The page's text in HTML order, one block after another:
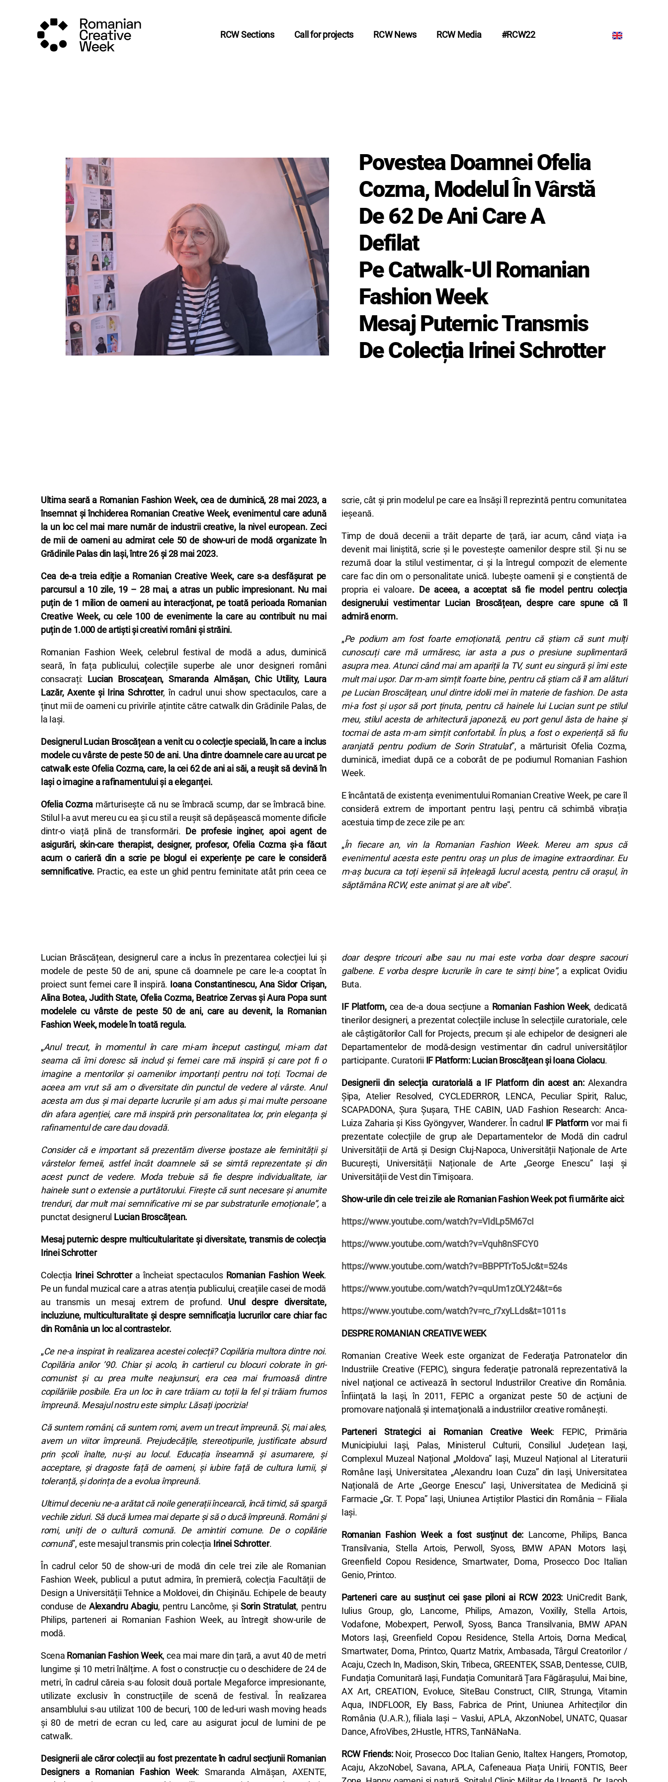
RCW Sections Call for projects RCW News RCW Media #RCW22
Povestea Doamnei Ofelia
Cozma, Modelul În Vârstă
De 62 De Ani Care A
Defilat
Pe Catwalk-Ul Romanian
Fashion Week
Mesaj Puternic Transmis
De Colecția Irinei Schrotter
Ultima seară a Romanian Fashion Week, cea de duminică, 28 mai 2023, a
însemnat și închiderea Romanian Creative Week, evenimentul care adună
la un loc cel mai mare număr de industrii creative, la nivel european. Zeci
de mii de oameni au admirat cele 50 de show-uri de modă organizate în
Grădinile Palas din Iași, între 26 și 28 mai 2023.
Cea de-a treia ediție a Romanian Creative Week, care s-a desfășurat pe
parcursul a 10 zile, 19 – 28 mai, a atras un public impresionant. Nu mai
puțin de 1 milion de oameni au interacționat, pe toată perioada Romanian
Creative Week, cu cele 100 de evenimente la care au contribuit nu mai
puțin de 1.000 de artiști și creativi români și străini.
Romanian Fashion Week, celebrul festival de modă a adus, duminică
seară, în fața publicului, colecțiile superbe ale unor designeri români
consacrați: Lucian Broscațean, Smaranda Almășan, Chic Utility, Laura
Lazăr, Axente și Irina Schrotter, în cadrul unui show spectaculos, care a
ținut mii de oameni cu privirile ațintite către catwalk din Grădinile Palas, de
la Iași.
Designerul Lucian Broscățean a venit cu o colecție specială, în care a inclus
modele cu vârste de peste 50 de ani. Una dintre doamnele care au urcat pe
catwalk este Ofelia Cozma, care, la cei 62 de ani ai săi, a reușit să devină în
Iași o imagine a rafinamentului și a eleganței.
Ofelia Cozmamărturisește că nu se îmbracă scump, dar se îmbracă bine.
Stilul l-a avut mereu cu ea și cu stil a reușit să depășească momente dificile
dintr-o viață plină de transformări. De profesie inginer, apoi agent de
asigurări, skin-care therapist, designer, profesor, Ofelia Cozma și-a făcut
acum o carieră din a scrie pe blogul ei experiențe pe care le consideră
semnificative. Practic, ea este un ghid pentru feminitate atât prin ceea ce
scrie, cât și prin modelul pe care ea însăși îl reprezintă pentru comunitatea
ieșeană.
Timp de două decenii a trăit departe de țară, iar acum, când viața i-a
devenit mai liniștită, scrie și le povestește oamenilor despre stil. Și nu se
rezumă doar la stilul vestimentar, ci și la întregul compozit de elemente
care fac din om o personalitate unică. Iubește oamenii și e conștientă de
propria ei valoare. De aceea, a acceptat să fie model pentru colecția
designerului vestimentar Lucian Broscățean, despre care spune că îl
admiră enorm.
„Pe podium am fost foarte emoționată, pentru că știam că sunt mulți
cunoscuți care mă urmăresc, iar asta a pus o presiune suplimentară
asupra mea. Atunci când mai am apariții la TV, sunt eu singură și îmi este
mult mai ușor. Dar m-am simțit foarte bine, pentru că știam că îl am alături
pe Lucian Broscățean, unul dintre idolii mei în materie de fashion. De asta
mi-a fost și ușor să port ținuta, pentru că hainele lui Lucian sunt pe stilul
meu, stilul acesta de arhitectură japoneză, eu port genul ăsta de haine și
tocmai de asta m-am simțit confortabil. În plus, a fost o experiență să fiu
aranjată pentru podium de Sorin Stratulat”, a mărturisit Ofelia Cozma,
duminică, imediat după ce a coborât de pe podiumul Romanian Fashion
Week.
E încântată de existența evenimentului Romanian Creative Week, pe care îl
consideră extrem de important pentru Iași, pentru că schimbă vibrația
acestuia timp de zece zile pe an:
„În fiecare an, vin la Romanian Fashion Week. Mereu am spus că
evenimentul acesta este pentru oraș un plus de imagine extraordinar. Eu
m-aș bucura ca toți ieșenii să înțeleagă lucrul acesta, pentru că orașul, în
săptămâna RCW, este animat și are alt vibe“.
Lucian Brăscățean, designerul care a inclus în prezentarea colecției lui și
modele de peste 50 de ani, spune că doamnele pe care le-a cooptat în
proiect sunt femei care îl inspiră. Ioana Constantinescu, Ana Sidor Crișan,
Alina Botea, Judith State, Ofelia Cozma, Beatrice Zervas și Aura Popa sunt
modelele cu vârste de peste 50 de ani, care au devenit, la Romanian
Fashion Week, modele în toată regula.
„Anul trecut, în momentul în care mi-am început castingul, mi-am dat
seama că îmi doresc să includ și femei care mă inspiră și care pot fi o
imagine a mentorilor și oamenilor importanți pentru noi toți. Tocmai de
aceea am vrut să am o diversitate din punctul de vedere al vârste. Anul
acesta am dus și mai departe lucrurile și am adus și mai multe persoane
din afara agenției, care mă inspiră prin personalitatea lor, prin eleganța și
rafinamentul de care dau dovadă.
Consider că e important să prezentăm diverse ipostaze ale feminității și
vârstelor femeii, astfel încât doamnele să se simtă reprezentate și din
acest punct de vedere. Moda trebuie să fie despre individualitate, iar
hainele sunt o extensie a purtătorului. Firește că sunt necesare și anumite
trenduri, dar mult mai semnificative mi se par substraturile emoționale”, a
punctat designerul Lucian Broscățean.
Mesaj puternic despre multicultularitate și diversitate, transmis de colecția
Irinei Schrotter
Colecția Irinei Schrottera încheiat spectaculos Romanian Fashion Week.
Pe un fundal muzical care a atras atenția publicului, creațiile casei de modă
au transmis un mesaj extrem de profund. Unul despre diversitate,
incluziune, multiculturalitate și despre semnificația lucrurilor care chiar fac
din România un loc al contrastelor.
„Ce ne-a inspirat în realizarea acestei colecții? Copilăria multora dintre noi.
Copilăria anilor ’90. Chiar și acolo, în cartierul cu blocuri colorate în gri-
comunist și cu prea multe neajunsuri, era cea mai frumoasă dintre
copilăriile posibile. Era un loc în care trăiam cu toții la fel și trăiam frumos
împreună. Mesajul nostru este simplu: Lăsați ipocrizia!
Că suntem români, că suntem romi, avem un trecut împreună. Și, mai ales,
avem un viitor împreună. Prejudecățile, stereotipurile, justificate absurd
prin școli înalte, nu-și au locul. Educația înseamnă și asumarere, și
acceptare, și dragoste față de oameni, și iubire față de cultura lumii, și
toleranță, și dorința de a evolua împreună.
Ultimul deceniu ne-a arătat că noile generații încearcă, încă timid, să spargă
vechile ziduri. Să ducă lumea mai departe și să o ducă împreună. Români și
romi, uniți de o cultură comună. De amintiri comune. De o copilărie
comună”, este mesajul transmis prin colecția Irinei Schrotter.
În cadrul celor 50 de show-uri de modă din cele trei zile ale Romanian
Fashion Week, publicul a putut admira, în premieră, colecția Facultății de
Design a Universității Tehnice a Moldovei, din Chișinău. Echipele de beauty
conduse deAlexandru Abagiu, pentru Lancôme, șiSorin Stratulat, pentru
Philips, parteneri ai Romanian Fashion Week, au întregit show-urile de
modă.
Scena Romanian Fashion Week, cea mai mare din țară, a avut 40 de metri
lungime și 10 metri înălțime. A fost o construcție cu o deschidere de 24 de
metri, în cadrul căreia s-au folosit două portale Megaforce impresionante,
utilizate exclusiv în construcțiile de scenă de festival. În realizarea
ansamblului s-au utilizat 100 de becuri, 100 de led-uri wash moving heads
și 80 de metri de ecran cu led, care au asigurat jocul de lumini de pe
catwalk.
Designerii ale căror colecții au fost prezentate în cadrul secțiunii Romanian
Designers a Romanian Fashion Week: Smaranda Almășan, AXENTE,
doar despre tricouri albe sau nu mai este vorba doar despre sacouri
galbene. E vorba despre lucrurile în care te simți bine”, a explicat Ovidiu
Buta.
IF Platform,cea de-a doua secțiune a Romanian Fashion Week, dedicată
tinerilor designeri, a prezentat colecțiile incluse în selecțiile curatoriale, cele
ale câștigătorilor Call for Projects, precum și ale echipelor de designeri ale
Departamentelor de modă-design vestimentar din cadrul universităților
participante. Curatorii IF Platform: Lucian Broscățean și Ioana Ciolacu.
Designerii din selecția curatorială a IF Platform din acest an: Alexandra
Șipa, Atelier Resolved, CYCLEDERROR, LENCA, Peculiar Spirit, Raluc,
SCAPADONA, Șura Șușara, THE CABIN, UAD Fashion Research: Anca-
Luiza Zaharia și Kiss Gyöngyver, Wanderer. În cadrul IF Platformvor mai fi
prezentate colecțiile de grup ale Departamentelor de Modă din cadrul
Universității de Artă și Design Cluj-Napoca, Universității Naționale de Arte
București, Universității Naționale de Arte „George Enescu” Iași și
Universității de Vest din Timișoara.
Show-urile din cele trei zile ale Romanian Fashion Week pot fi urmărite aici:
https://www.youtube.com/watch?v=VIdLp5M67cI
https://www.youtube.com/watch?v=Vquh8nSFCY0
https://www.youtube.com/watch?v=BBPPTrTo5Jc&t=524s
https://www.youtube.com/watch?v=quUm1zOLY24&t=6s
https://www.youtube.com/watch?v=rc_r7xyLLds&t=1011s
DESPRE ROMANIAN CREATIVE WEEK
Romanian Creative Week este organizat de Federaţia Patronatelor din
Industriile Creative (FEPIC), singura federaţie patronală reprezentativă la
nivel naţional ce activează în sectorul Industriilor Creative din România.
Înfiinţată la Iaşi, în 2011, FEPIC a organizat peste 50 de acţiuni de
promovare naţională şi internaţională a industriilor creative româneşti.
Parteneri Strategici ai Romanian Creative Week: FEPIC, Primăria
Municipiului Iași, Palas, Ministerul Culturii, Consiliul Județean Iași,
Complexul Muzeal Național „Moldova” Iași, Muzeul Național al Literaturii
Române Iași, Universitatea „Alexandru Ioan Cuza” din Iași, Universitatea
Națională de Arte „George Enescu” Iași, Universitatea de Medicină și
Farmacie „Gr. T. Popa” Iași, Uniunea Artiștilor Plastici din România – Filiala
Iași.
Romanian Fashion Week a fost susținut de: Lancome, Philips, Banca
Transilvania, Stella Artois, Perwoll, Syoss, BMW APAN Motors Iași,
Greenfield Copou Residence, Smartwater, Dorna, Prosecco Doc Italian
Genio, Printco.
Parteneri care au susținut cei șase piloni ai RCW 2023: UniCredit Bank,
Iulius Group, glo, Lancome, Philips, Amazon, Voxilily, Stella Artois,
Vodafone, Mobexpert, Perwoll, Syoss, Banca Transilvania, BMW APAN
Motors Iași, Greenfield Copou Residence, Stella Artois, Dorna Medical,
Smartwater, Dorna, Printco, Quartz Matrix, Ambasada, Târgul Creatorilor /
Acaju, Czech In, Madison, Skin, Tribeca, GREENTEK, SSAB, Dentesse, CUIB,
Fundația Comunitară Iași, Fundația Comunitară Țara Făgărașului, Mai bine,
AX Art, CREATION, Evoluce, SiteBau Construct, CIIR, Strunga, Vitamin
Aqua, INDFLOOR, Ely Bass, Fabrica de Print, Uniunea Arhitecților din
România (U.A.R.), filiala Iași – Vaslui, APLA, AkzonNobel, UNATC, Quasar
Dance, AfroVibes, 2Hustle, HTRS, TanNăNaNa.
RCW Friends: Noir, Prosecco Doc Italian Genio, Italtex Hangers, Promotop,
Acaju, AkzoNobel, Savana, APLA, Cafeneaua Piața Unirii, FONTIS, Beer